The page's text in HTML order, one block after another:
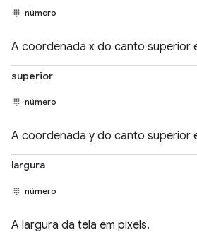
número
A coordenada x do canto superior
superior
número
A coordenada y do canto superior
largura
número
A largura da tela em pixels.